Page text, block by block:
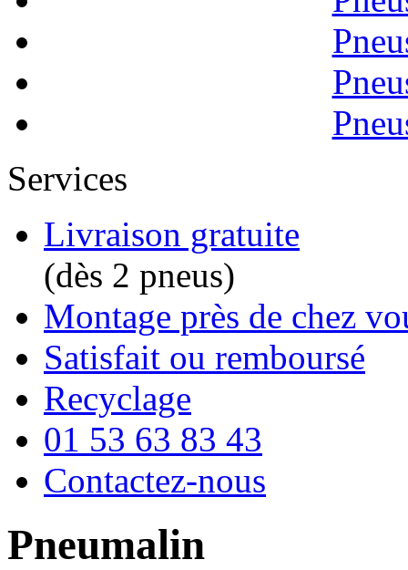
Services
Livraison gratuite
(dès 2 pneus)
Montage près de chez
Satisfait ou remboursé
Recyclage
01 53 63 83 43
Contactez-nous
Pneumalin